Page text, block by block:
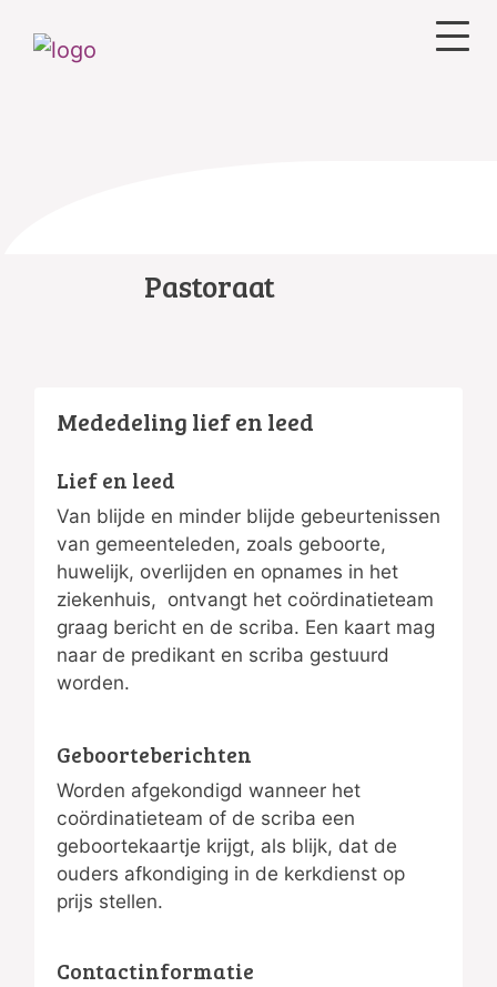
Pastoraat
Mededeling lief en leed
Lief en leed
Van blijde en minder blijde gebeurtenissen
van gemeenteleden, zoals geboorte,
huwelijk, overlijden en opnames in het
ziekenhuis, ontvangt het coördinatieteam
graag bericht en de scriba. Een kaart mag
naar de predikant en scriba gestuurd
worden.
Geboorteberichten
Worden afgekondigd wanneer het
coördinatieteam of de scriba een
geboortekaartje krijgt, als blijk, dat de
ouders afkondiging in de kerkdienst op
prijs stellen.
Contactinformatie